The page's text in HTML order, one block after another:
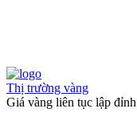
Thị trường vàng
Giá vàng liên tục lập